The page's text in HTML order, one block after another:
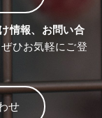
情報、お問い合
ひお気軽にご登
せ